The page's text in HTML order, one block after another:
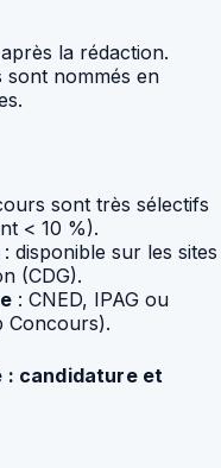
la rédaction.
sont nommés en
sont très sélectifs
< 10 %).
: disponible sur les sites
(CDG).
: CNED, IPAG ou
Concours).
: candidature et